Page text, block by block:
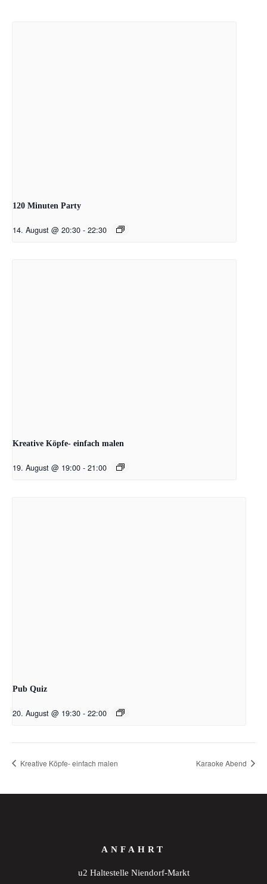
120 Minuten Party
14. August @ 20:30 - 22:30
Kreative Köpfe- einfach malen
19. August @ 19:00 - 21:00
Pub Quiz
20. August @ 19:30 - 22:00
Kreative Köpfe- einfach malen Karaoke Abend
ANFAHRT
u2 Haltestelle Niendorf-Markt